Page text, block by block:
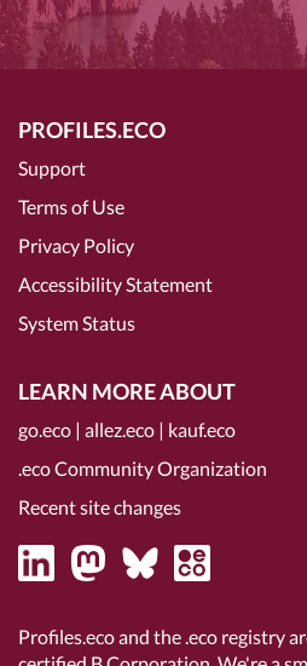
PROFILES.ECO
Support
Terms of Use
Privacy Policy
Accessibility Statement
System Status
LEARN MORE ABOUT
go.eco | allez.eco | kauf.eco
.eco Community Organization
Recent site changes
Profiles.eco and the .eco registry